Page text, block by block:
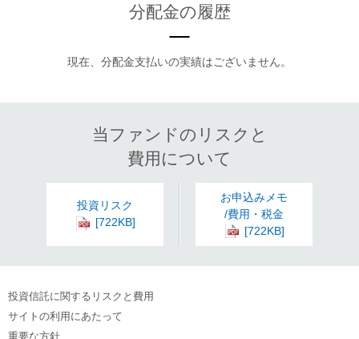
分配金の履歴
現在、分配金支払いの実績はございません。
当ファンドのリスクと
費用について
投資リスク
お申込みメモ
/費用・税金
投資信託に関するリスクと費用
サイトの利用にあたって
重要な方針